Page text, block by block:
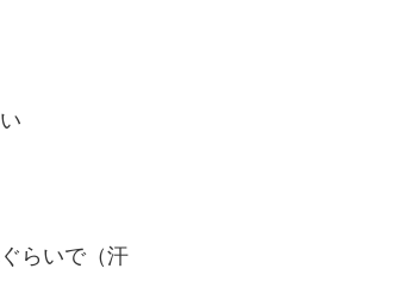
らいで（汗